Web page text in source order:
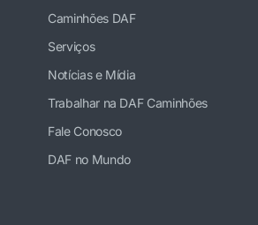
Caminhões DAF
Serviços
Notícias e Mídia
Trabalhar na DAF Caminhões
Fale Conosco
DAF no Mundo